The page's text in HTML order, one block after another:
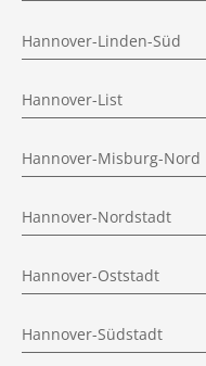
Hannover-Linden-Süd
Hannover-List
Hannover-Misburg-Nord
Hannover-Nordstadt
Hannover-Oststadt
Hannover-Südstadt